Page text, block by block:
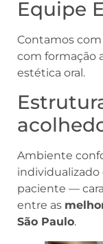
Equipe
Contamos
com formação
estética oral.
Ambiente
individualizado
paciente —
entre as
São Paulo.